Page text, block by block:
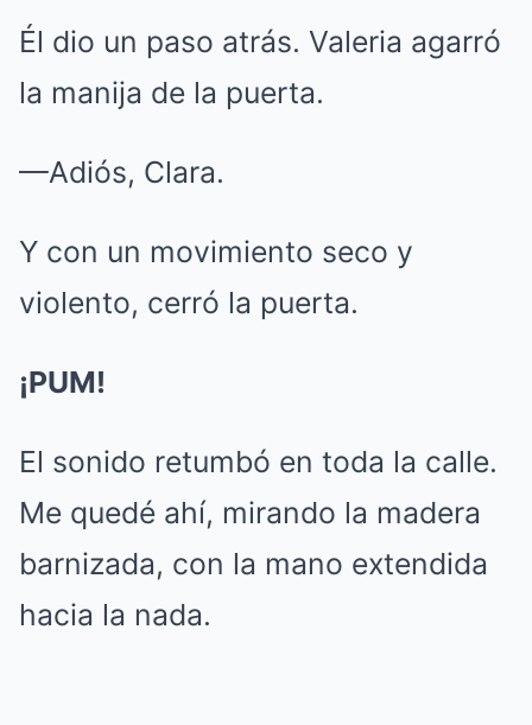
Él dio un paso atrás. Valeria agarró
la manija de la puerta.
—Adiós, Clara.
Y con un movimiento seco y
violento, cerró la puerta.
¡PUM!
El sonido retumbó en toda la calle.
Me quedé ahí, mirando la madera
barnizada, con la mano extendida
hacia la nada.